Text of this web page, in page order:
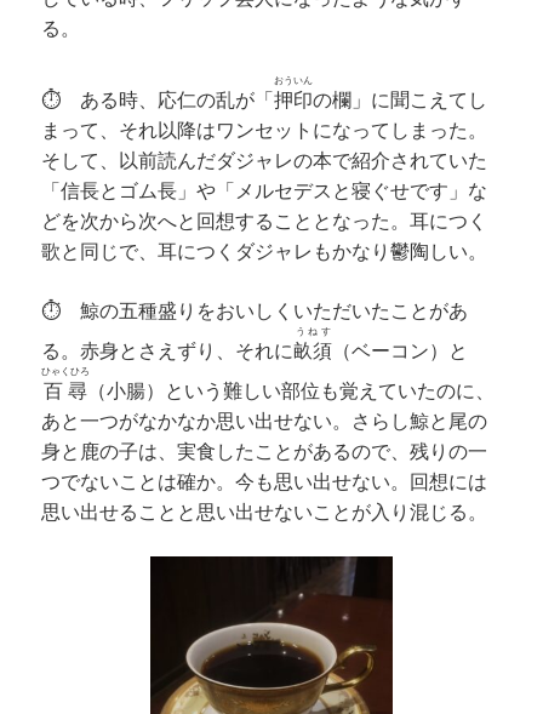
る。
⏱ ある時、応仁の乱が「押印
おういん
の欄」に聞こえてし
まって、それ以降はワンセットになってしまった。
そして、以前読んだダジャレの本で紹介されていた
「信長とゴム長」や「メルセデスと寝ぐせです」な
どを次から次へと回想することとなった。耳につく
歌と同じで、耳につくダジャレもかなり鬱陶しい。
⏱ 鯨の五種盛りをおいしくいただいたことがあ
る。赤身とさえずり、それに畝須
うねす
（ベーコン）と
百尋
ひゃくひろ
（小腸）という難しい部位も覚えていたのに、
あと一つがなかなか思い出せない。さらし鯨と尾の
身と鹿の子は、実食したことがあるので、残りの一
つでないことは確か。今も思い出せない。回想には
思い出せることと思い出せないことが入り混じる。